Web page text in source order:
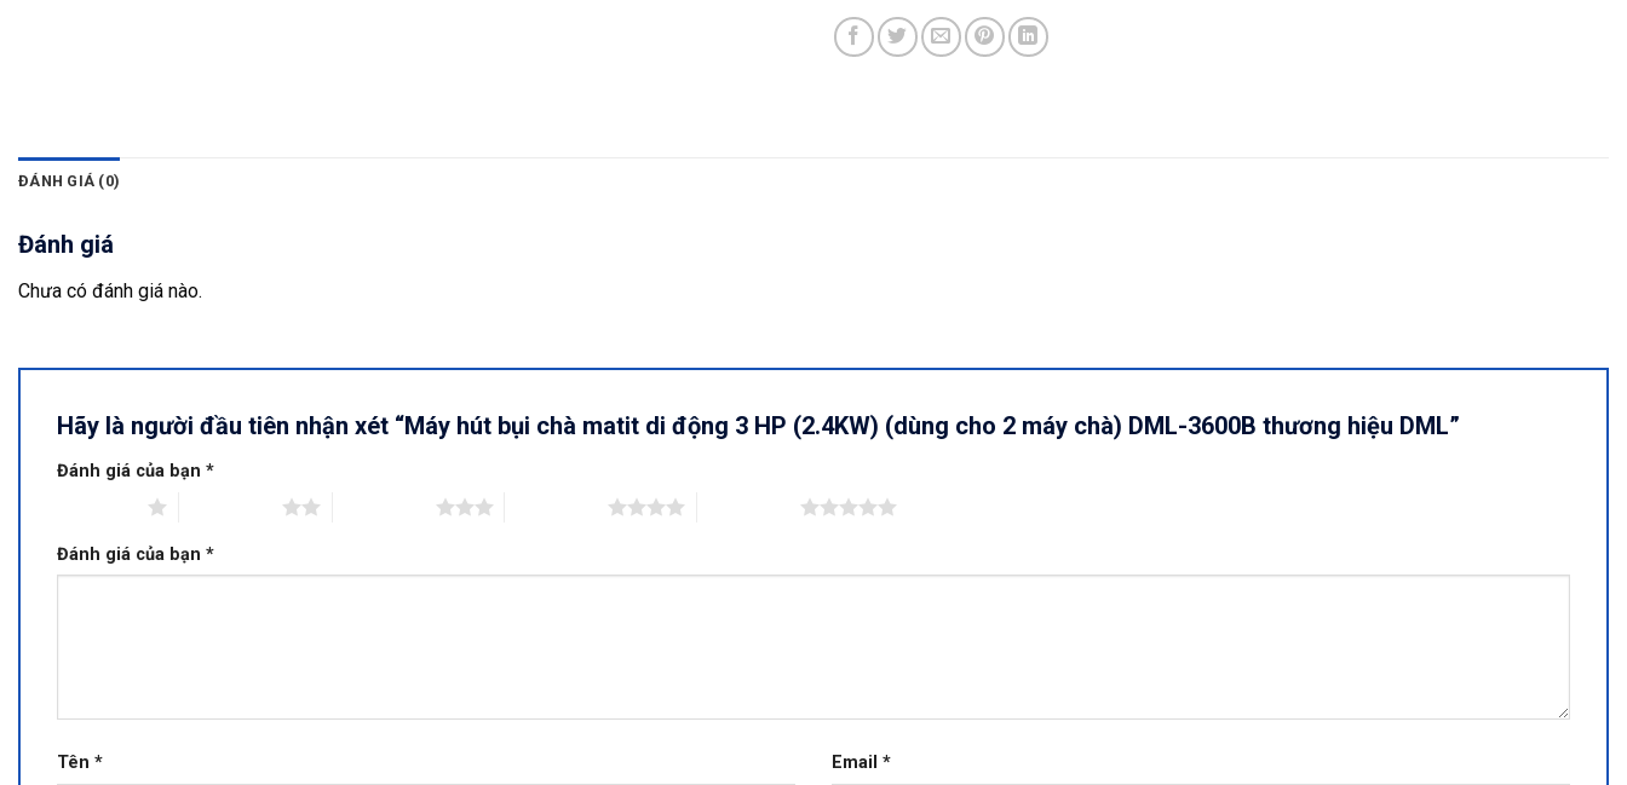
ĐÁNH GIÁ (0)
Đánh giá
Chưa có đánh giá nào.
Hãy là người đầu tiên nhận xét “Máy hút bụi chà matit di động 3 HP (2.4KW) (dùng cho 2 máy chà) DML-3600B thương hiệu DML”
Đánh giá của bạn *
Đánh giá của bạn *
Tên * Email *